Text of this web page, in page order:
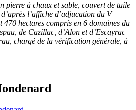
pierre à chaux et sable, couvert de tuile
l’affiche d’adjucation du V
470 hectares compris en 6 domaines du
de Cazillac, d’Alon et d’Escayrac
chargé de la vérification générale, à